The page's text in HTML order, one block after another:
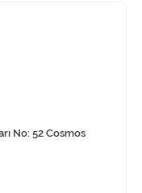
No: 52 Cosmos